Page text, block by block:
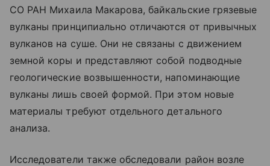
СО РАН Михаила Макарова, байкальские грязевые
вулканы принципиально отличаются от привычных
вулканов на суше. Они не связаны с движением
земной коры и представляют собой подводные
геологические возвышенности, напоминающие
вулканы лишь своей формой. При этом новые
материалы требуют отдельного детального
анализа.
Исследователи также обследовали район возле